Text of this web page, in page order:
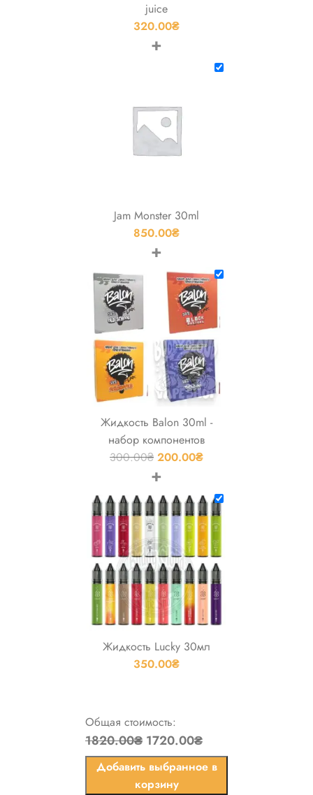
juice
320.00₴
+
Jam Monster 30ml
850.00₴
+
Жидкость Balon 30ml -
набор компонентов
300.00₴ 200.00₴
+
Жидкость Lucky 30мл
350.00₴
Общая стоимость:
1820.00₴ 1720.00₴
Добавить выбранное в
корзину